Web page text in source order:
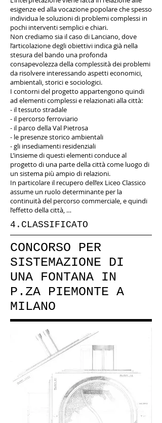
esigenze ed alla vocazione popolare che spesso
individua le soluzioni di problemi complessi in
pochi interventi semplici e chiari.
Non crediamo sia il caso di Lanciano, dove
l’articolazione degli obiettivi indica già nella
stesura del bando una profonda
consapevolezza della complessità dei problemi
da risolvere interessando aspetti economici,
ambientali, storici e sociologici.
I contorni del progetto appartengono quindi
ad elementi complessi e relazionati alla città:
- il tessuto stradale
- il percorso ferroviario
- il parco della Val Pietrosa
- le presenze storico ambientali
- gli insediamenti residenziali
L’insieme di questi elementi conduce al
progetto di una parte della città come luogo di
un sistema più ampio di relazioni.
In particolare il recupero dell’ex Liceo Classico
assume un ruolo determinante per la
continuità del percorso commerciale, e quindi
l’effetto della città, …
4.CLASSIFICATO
CONCORSO PER
SISTEMAZIONE DI
UNA FONTANA IN
P.ZA PIEMONTE A
MILANO